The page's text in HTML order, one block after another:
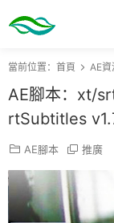
當前位置： 首頁 AE資
AE腳本：xt/
rtSubtitles
AE腳本 推廣